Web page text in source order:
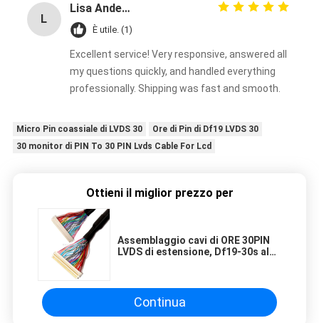
L
Lisa Anderson
È utile. (1)
Excellent service! Very responsive, answered all
my questions quickly, and handled everything
professionally. Shipping was fast and smooth.
Micro Pin coassiale di LVDS 30
Ore di Pin di Df19 LVDS 30
30 monitor di PIN To 30 PIN Lvds Cable For Lcd
Ottieni il miglior prezzo per
Assemblaggio cavi di ORE 30PIN
LVDS di estensione, Df19-30s al
Continua